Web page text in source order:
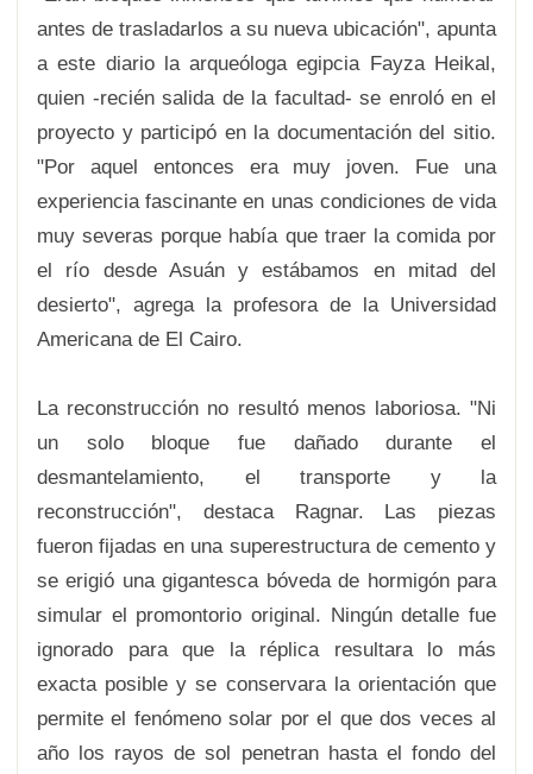
antes de trasladarlos a su nueva ubicación", apunta
a este diario la arqueóloga egipcia Fayza Heikal,
quien -recién salida de la facultad- se enroló en el
proyecto y participó en la documentación del sitio.
"Por aquel entonces era muy joven. Fue una
experiencia fascinante en unas condiciones de vida
muy severas porque había que traer la comida por
el río desde Asuán y estábamos en mitad del
desierto", agrega la profesora de la Universidad
Americana de El Cairo.
La reconstrucción no resultó menos laboriosa. "Ni
un solo bloque fue dañado durante el
desmantelamiento, el transporte y la
reconstrucción", destaca Ragnar. Las piezas
fueron fijadas en una superestructura de cemento y
se erigió una gigantesca bóveda de hormigón para
simular el promontorio original. Ningún detalle fue
ignorado para que la réplica resultara lo más
exacta posible y se conservara la orientación que
permite el fenómeno solar por el que dos veces al
año los rayos de sol penetran hasta el fondo del